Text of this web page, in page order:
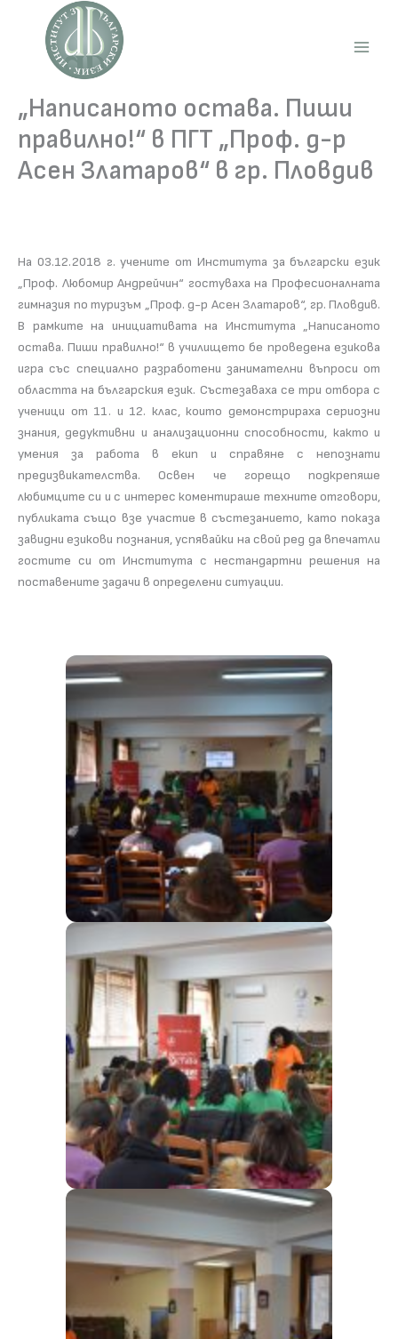
content
„Написаното остава. Пиши
правилно!“ в ПГТ „Проф. д-р
Асен Златаров“ в гр. Пловдив
На 03.12.2018 г. учените от Института за български език
„Проф. Любомир Андрейчин“ гостуваха на Професионалната
гимназия по туризъм „Проф. д-р Асен Златаров“, гр. Пловдив.
В рамките на инициативата на Института „Написаното
остава. Пиши правилно!“ в училището бе проведена езикова
игра със специално разработени занимателни въпроси от
областта на българския език. Състезаваха се три отбора с
ученици от 11. и 12. клас, които демонстрираха сериозни
знания, дедуктивни и анализационни способности, както и
умения за работа в екип и справяне с непознати
предизвикателства. Освен че горещо подкрепяше
любимците си и с интерес коментираше техните отговори,
публиката също взе участие в състезанието, като показа
завидни езикови познания, успявайки на свой ред да впечатли
гостите си от Института с нестандартни решения на
поставените задачи в определени ситуации.